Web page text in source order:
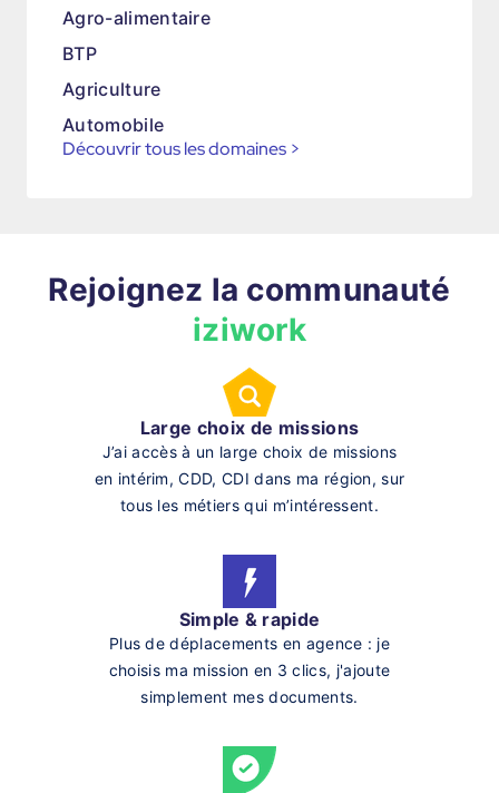
Agro-alimentaire
BTP
Agriculture
Automobile
Découvrir tous les domaines >
Rejoignez la communauté
iziwork
Large choix de missions
J’ai accès à un large choix de missions
en intérim, CDD, CDI dans ma région, sur
tous les métiers qui m’intéressent.
Simple & rapide
Plus de déplacements en agence : je
choisis ma mission en 3 clics, j'ajoute
simplement mes documents.